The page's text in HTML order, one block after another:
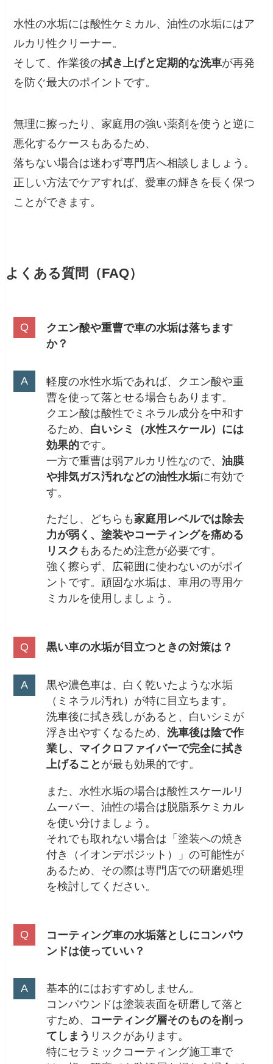
水性の水垢には酸性ケミカル、油性の水垢にはア
ルカリ性クリーナー。
そして、作業後の拭き上げと定期的な洗車が再発
を防ぐ最大のポイントです。
無理に擦ったり、家庭用の強い薬剤を使うと逆に
悪化するケースもあるため、
落ちない場合は迷わず専門店へ相談しましょう。
正しい方法でケアすれば、愛車の輝きを長く保つ
ことができます。
よくある質問（FAQ）
クエン酸や重曹で車の水垢は落ちます
か？
軽度の水性水垢であれば、クエン酸や重
曹を使って落とせる場合もあります。
クエン酸は酸性でミネラル成分を中和す
るため、 白いシミ（水性スケール）には
効果的です。
一方で重曹は弱アルカリ性なので、油膜
や排気ガス汚れなどの油性水垢に有効で
す。
ただし、どちらも家庭用レベルでは除去
力が弱く、塗装やコーティングを痛める
リスク もあるため注意が必要です。
強く擦らず、広範囲に使わないのがポイ
ントです。頑固な水垢は、車用の専用ケ
ミカルを使用しましょう。
黒い車の水垢が目立つときの対策は？
黒や濃色車は、白く乾いたような水垢
（ミネラル汚れ）が特に目立ちます。
洗車後に拭き残しがあると、白いシミが
浮き出やすくなるため、洗車後は陰で作
業し、マイクロファイバーで完全に拭き
上げること が最も効果的です。
また、水性水垢の場合は酸性スケールリ
ムーバー、油性の場合は脱脂系ケミカル
を使い分けましょう。
それでも取れない場合は「塗装への焼き
付き（イオンデポジット）」の可能性が
あるため、その際は専門店での研磨処理
を検討してください。
コーティング車の水垢落としにコンパウ
ンドは使っていい？
基本的にはおすすめしません。
コンパウンドは塗装表面を研磨して落と
すため、 コーティング層そのものを削っ
てしまう リスクがあります。
特にセラミックコーティング施工車で